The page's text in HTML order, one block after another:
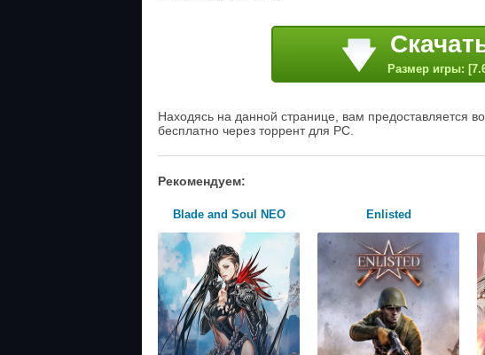
Размер игры:
Находясь на данной странице, вам предоставляется
бесплатно через торрент для PC.
Рекомендуем:
Blade and Soul NEO Enlisted